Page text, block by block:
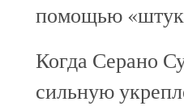
помощью
Когда Серано
сильную